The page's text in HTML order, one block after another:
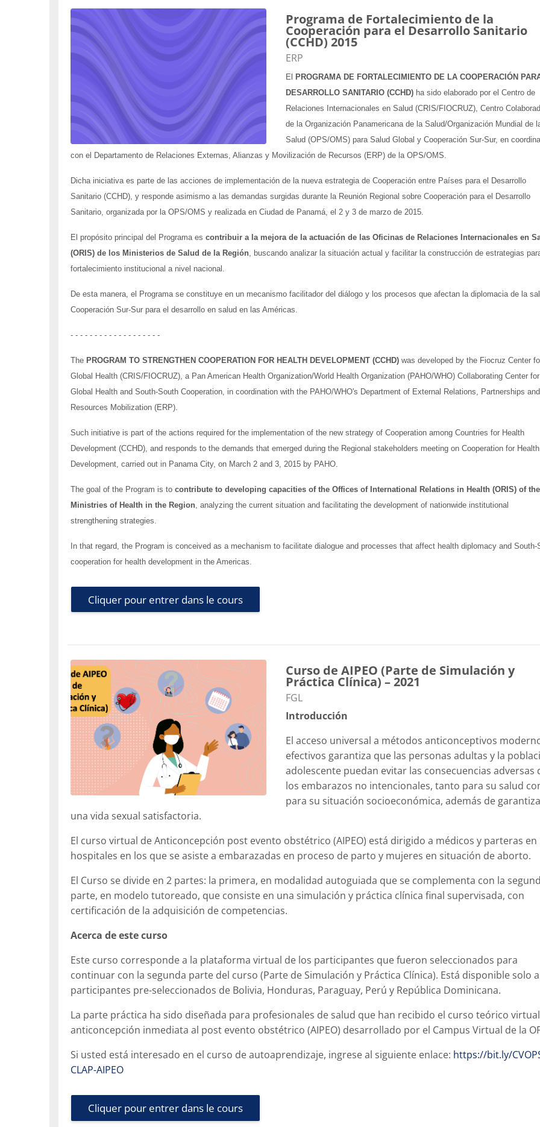
Programa de Fortalecimiento de la
Cooperación para el Desarrollo Sanitario
(CCHD) 2015
Catégorie de cours
ERP
El
PROGRAMA DE FORTALECIMIENTO DE LA COOPERACIÓN
DESARROLLO SANITARIO (CCHD) ha sido elaborado por el Centro de
Relaciones Internacionales en Salud (CRIS/FIOCRUZ), Centro
de la Organización Panamericana de la Salud/Organización Mundial de
Salud (OPS/OMS) para Salud Global y Cooperación Sur-Sur, en
con el Departamento de Relaciones Externas, Alianzas y Movilización de Recursos (ERP) de la OPS/OMS.
Dicha iniciativa es parte de las acciones de implementación de la nueva estrategia de Cooperación entre Países para el Desarrollo
Sanitario (CCHD), y responde asimismo a las demandas surgidas durante la Reunión Regional sobre Cooperación para el Desarrollo
Sanitario, organizada por la OPS/OMS y realizada en Ciudad de Panamá, el 2 y 3 de marzo de 2015.
El propósito principal del Programa escontribuir a la mejora de la actuación de las Oficinas de Relaciones Internacionales en
(ORIS) de los Ministerios de Salud de la Región , buscando analizar la situación actual y facilitar la construcción de estrategias
fortalecimiento institucional a nivel nacional.
De esta manera, el Programa se constituye en un mecanismo facilitador del diálogo y los procesos que afectan la diplomacia de la
Cooperación Sur-Sur para el desarrollo en salud en las Américas.
- - - - - - - - - - - - - - - - - - -
The PROGRAM TO STRENGTHEN COOPERATION FOR HEALTH DEVELOPMENT (CCHD)was developed by the Fiocruz Center
Global Health (CRIS/FIOCRUZ), a Pan American Health Organization/World Health Organization (PAHO/WHO) Collaborating Center for
Global Health and South-South Cooperation, in coordination with the PAHO/WHO's Department of External Relations, Partnerships and
Resources Mobilization (ERP).
Such initiative is part of the actions required for the implementation of the new strategy of Cooperation among Countries for Health
Development (CCHD), and responds to the demands that emerged during the Regional stakeholders meeting on Cooperation for Health
Development, carried out in Panama City, on March 2 and 3, 2015 by PAHO.
The goal of the Program is to contribute to developing capacities of the Offices of International Relations in Health (ORIS) of the
Ministries of Health in the Region , analyzing the current situation and facilitating the development of nationwide institutional
strengthening strategies.
In that regard, the Program is conceived as a mechanism to facilitate dialogue and processes that affect health diplomacy and South-
cooperation for health development in the Americas.
Cliquer pour entrer dans le cours
Curso de AIPEO (Parte de Simulación y
Práctica Clínica) – 2021
Catégorie de cours
FGL
Introducción
El acceso universal a métodos anticonceptivos
efectivos garantiza que las personas adultas y la
adolescente puedan evitar las consecuencias adversas
los embarazos no intencionales, tanto para su salud
para su situación socioeconómica, además de
una vida sexual satisfactoria.
El curso virtual de Anticoncepción post evento obstétrico (AIPEO) está dirigido a médicos y parteras en
hospitales en los que se asiste a embarazadas en proceso de parto y mujeres en situación de aborto.
El Curso se divide en 2 partes: la primera, en modalidad autoguiada que se complementa con la
parte, en modelo tutoreado, que consiste en una simulación y práctica clínica final supervisada, con
certificación de la adquisición de competencias.
Acerca de este curso
Este curso corresponde a la plataforma virtual de los participantes que fueron seleccionados para
continuar con la segunda parte del curso (Parte de Simulación y Práctica Clínica). Está disponible solo
participantes pre-seleccionados de Bolivia, Honduras, Paraguay, Perú y República Dominicana.
La parte práctica ha sido diseñada para profesionales de salud que han recibido el curso teórico
anticoncepción inmediata al post evento obstétrico (AIPEO) desarrollado por el Campus Virtual de la
Si usted está interesado en el curso de autoaprendizaje, ingrese al siguiente enlace: https://bit.ly/
CLAP-AIPEO
Cliquer pour entrer dans le cours